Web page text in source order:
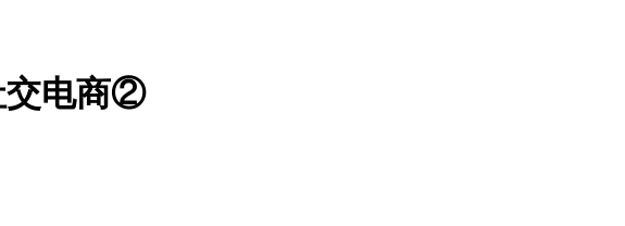
交电商②